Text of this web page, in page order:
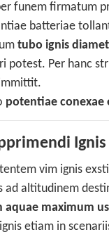
funem firmatum
batteriae
tubo ignis
potest. Per hanc
potentiae conexae
vim ignis
ad altitudinem
aquae maximum
etiam in